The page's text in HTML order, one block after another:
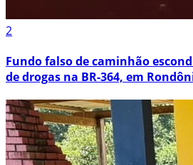
2
Fundo falso de caminhão
de drogas na BR-364, em